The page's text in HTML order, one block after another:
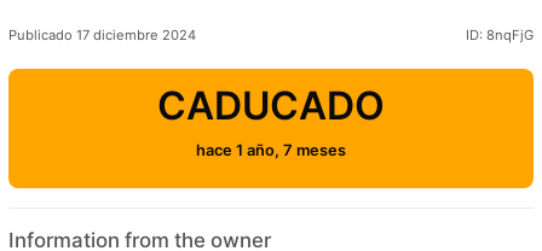
Publicado 17 diciembre 2024 ID: 8nqFjG
CADUCADO
hace 1 año, 7 meses
Information from the owner